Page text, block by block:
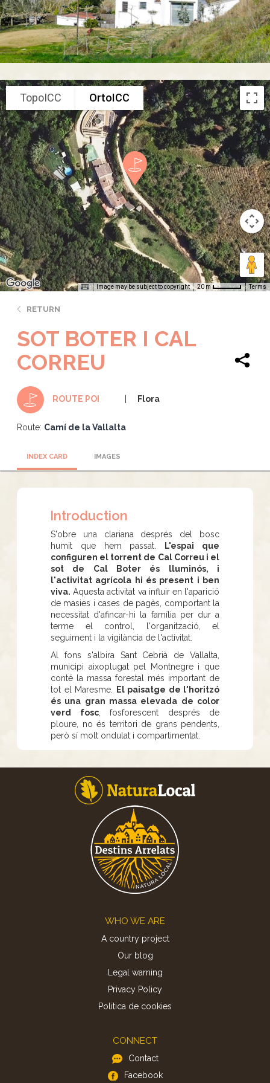
TopoICC OrtoICC
Image may be subject to copyright 20 m Terms
RETURN
SOT BOTER I CAL
CORREU
ROUTE POI Flora
Route: Camí de la Vallalta
INDEX CARD IMAGES
Introduction
S'obre una clariana després del bosc
humit que hem passat.
L'espai que
configuren el torrent de Cal Correu i el
sot de Cal Boter és lluminós, i
l'activitat agrícola hi és present i ben
viva. Aquesta activitat va influir en l'aparició
de masies i cases de pagès, comportant la
necessitat d'afincar-hi la família per dur a
terme el control, l'organització, el
seguiment i la vigilància de l'activitat.
Al fons s'albira Sant Cebrià de Vallalta,
municipi aixoplugat pel Montnegre i que
conté la massa forestal més important de
tot el Maresme.
El paisatge de l'horitzó
és una gran massa elevada de color
verd fosc, fosforescent després de
ploure, no és territori de grans pendents,
però sí molt ondulat i compartimentat.
WHO WE ARE
A country project
Our blog
Legal warning
Privacy Policy
Politica de cookies
CONNECT
Contact
Facebook